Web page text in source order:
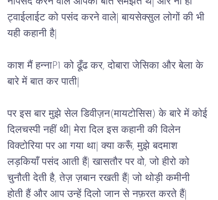
ट्वाईलाईट को पसंद करने वाले| बायसेक्सुल लोगों की भी
यही कहानी है|
काश मैं हन्नाP1 को ढूँढ कर, दोबारा जेसिका और बेला के
बारे में बात कर पाती|
पर इस बार मुझे सेल डिवीज़न(मायटोसिस) के बारे में कोई
दिलचस्पी नहीं थी| मेरा दिल इस कहानी की विलेन
विक्टोरिया पर आ गया था| क्या करूँ, मुझे बदमाश
लड़कियाँ पसंद आती हैं| खासतौर पर वो, जो हीरो को
चुनौती देती है, तेज़ ज़बान रखती हैं| जो थोड़ी कमीनी
होती हैं और आप उन्हें दिलो जान से नफ़रत करते हैं|